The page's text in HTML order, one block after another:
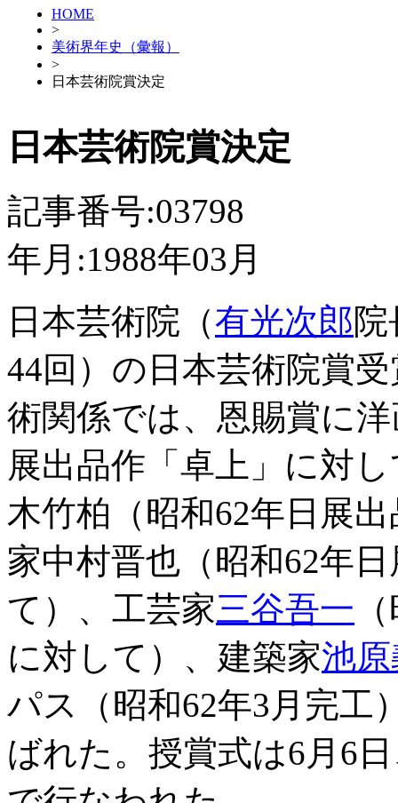
HOME
>
美術界年史（彙報）
>
日本芸術院賞決定
日本芸術院賞決定
記事番号:03798
年月:1988年03月
日本芸術院（有光次郎
44回）の日本芸術院賞
術関係では、恩賜賞に
展出品作「卓上」に対
木竹柏（昭和62年日展
家中村晋也（昭和62年
て）、工芸家三谷吾一
に対して）、建築家池
パス（昭和62年3月完工
ばれた。授賞式は6月6